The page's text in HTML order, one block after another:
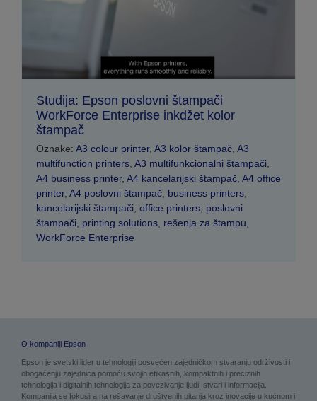
Studija: Epson poslovni štampači
WorkForce Enterprise inkdžet kolor
štampač
Oznake: A3 colour printer, A3 kolor štampač A3
multifunction printers A3 multifunkcionalni štampači
A4 business printer, A4 kancelarijski štampač A4 office
printer, A4 poslovni štampač business printers
kancelarijski štampači office printers poslovni
štampači
printing solutions rešenja za štampu
WorkForce Enterprise
O kompaniji Epson
Epson je svetski lider u tehnologiji posvećen zajedničkom stvaranju održivosti i
obogaćenju zajednica pomoću svojih efikasnih, kompaktnih i preciznih
tehnologija i digitalnih tehnologija za povezivanje ljudi, stvari i informacija.
Kompanija se fokusira na rešavanje društvenih pitanja kroz inovacije u kućnom i